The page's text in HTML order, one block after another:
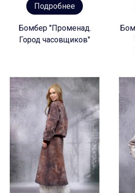
Подробнее
Бомбер "Променад.
Город часовщиков"